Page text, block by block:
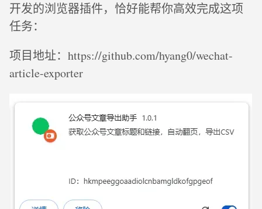
开发的浏览器插件，恰好能帮你高效完成这项
任务：
项目地址：https://github.com/hyang0/wechat-
article-exporter